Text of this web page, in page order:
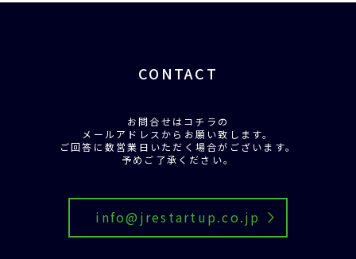
CONTACT
お問合せはコチラの
メールアドレスからお願い致します。
ご回答に数営業日いただく場合がございます。
予めご了承ください。
info@jrestartup.co.jp